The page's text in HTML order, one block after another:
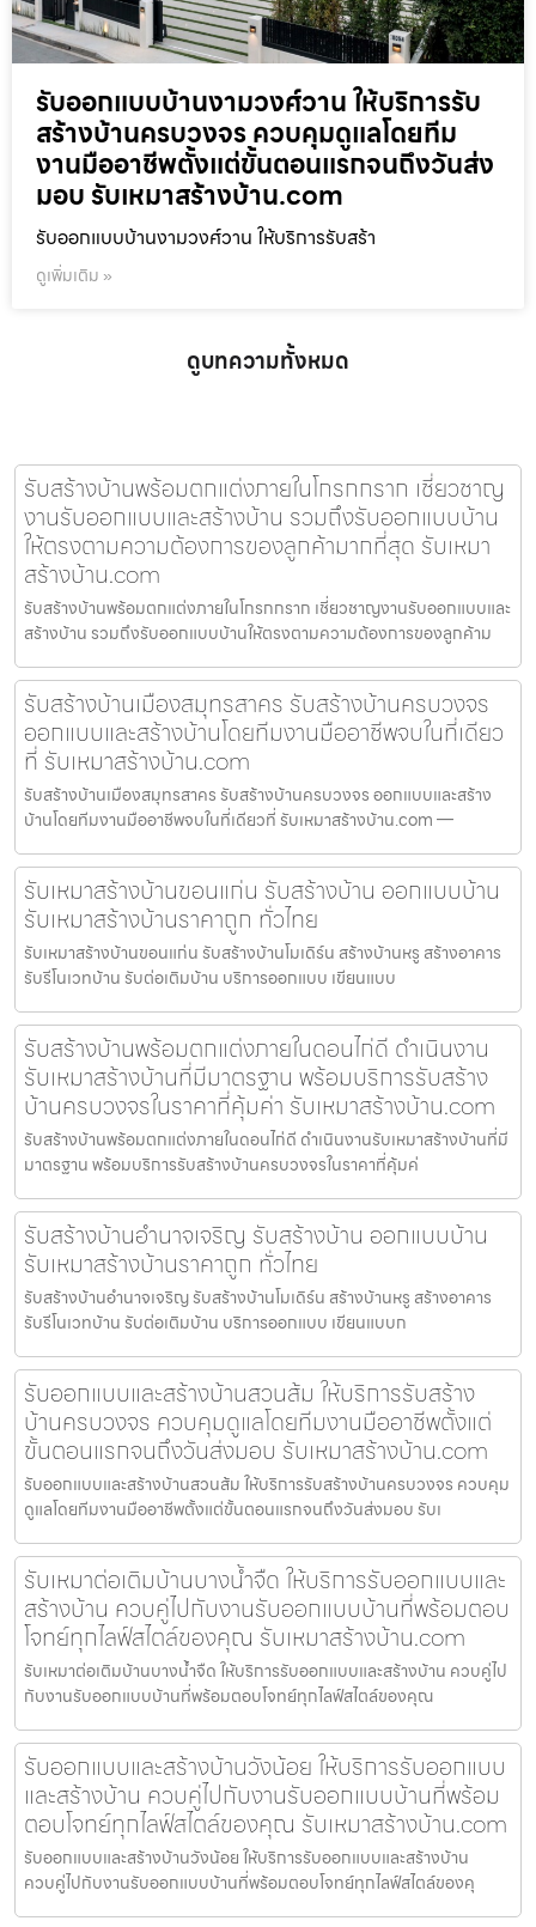
รับออกแบบบ้านงามวงศ์วาน ให้บริการรับ
สร้างบ้านครบวงจร ควบคุมดูแลโดยทีม
งานมืออาชีพตั้งแต่ขั้นตอนแรกจนถึงวันส่ง
มอบ รับเหมาสร้างบ้าน.com
รับออกแบบบ้านงามวงศ์วาน ให้บริการรับสร้า
ดูเพิ่มเติม »
ดูบทความทั้งหมด
รับสร้างบ้านพร้อมตกแต่งภายในโกรกกราก เชี่ยวชาญ
งานรับออกแบบและสร้างบ้าน รวมถึงรับออกแบบบ้าน
ให้ตรงตามความต้องการของลูกค้ามากที่สุด รับเหมา
สร้างบ้าน.com
รับสร้างบ้านพร้อมตกแต่งภายในโกรกกราก เชี่ยวชาญงานรับออกแบบและ
สร้างบ้าน รวมถึงรับออกแบบบ้านให้ตรงตามความต้องการของลูกค้าม
รับสร้างบ้านเมืองสมุทรสาคร รับสร้างบ้านครบวงจร
ออกแบบและสร้างบ้านโดยทีมงานมืออาชีพจบในที่เดียว
ที่ รับเหมาสร้างบ้าน.com
รับสร้างบ้านเมืองสมุทรสาคร รับสร้างบ้านครบวงจร ออกแบบและสร้าง
บ้านโดยทีมงานมืออาชีพจบในที่เดียวที่ รับเหมาสร้างบ้าน.com —
รับเหมาสร้างบ้านขอนแก่น รับสร้างบ้าน ออกแบบบ้าน
รับเหมาสร้างบ้านราคาถูก ทั่วไทย
รับเหมาสร้างบ้านขอนแก่น รับสร้างบ้านโมเดิร์น สร้างบ้านหรู สร้างอาคาร
รับรีโนเวทบ้าน รับต่อเติมบ้าน บริการออกแบบ เขียนแบบ
รับสร้างบ้านพร้อมตกแต่งภายในดอนไก่ดี ดำเนินงาน
รับเหมาสร้างบ้านที่มีมาตรฐาน พร้อมบริการรับสร้าง
บ้านครบวงจรในราคาที่คุ้มค่า รับเหมาสร้างบ้าน.com
รับสร้างบ้านพร้อมตกแต่งภายในดอนไก่ดี ดำเนินงานรับเหมาสร้างบ้านที่มี
มาตรฐาน พร้อมบริการรับสร้างบ้านครบวงจรในราคาที่คุ้มค่
รับสร้างบ้านอำนาจเจริญ รับสร้างบ้าน ออกแบบบ้าน
รับเหมาสร้างบ้านราคาถูก ทั่วไทย
รับสร้างบ้านอำนาจเจริญ รับสร้างบ้านโมเดิร์น สร้างบ้านหรู สร้างอาคาร
รับรีโนเวทบ้าน รับต่อเติมบ้าน บริการออกแบบ เขียนแบบก
รับออกแบบและสร้างบ้านสวนส้ม ให้บริการรับสร้าง
บ้านครบวงจร ควบคุมดูแลโดยทีมงานมืออาชีพตั้งแต่
ขั้นตอนแรกจนถึงวันส่งมอบ รับเหมาสร้างบ้าน.com
รับออกแบบและสร้างบ้านสวนส้ม ให้บริการรับสร้างบ้านครบวงจร ควบคุม
ดูแลโดยทีมงานมืออาชีพตั้งแต่ขั้นตอนแรกจนถึงวันส่งมอบ รับเ
รับเหมาต่อเติมบ้านบางน้ำจืด ให้บริการรับออกแบบและ
สร้างบ้าน ควบคู่ไปกับงานรับออกแบบบ้านที่พร้อมตอบ
โจทย์ทุกไลฟ์สไตล์ของคุณ รับเหมาสร้างบ้าน.com
รับเหมาต่อเติมบ้านบางน้ำจืด ให้บริการรับออกแบบและสร้างบ้าน ควบคู่ไป
กับงานรับออกแบบบ้านที่พร้อมตอบโจทย์ทุกไลฟ์สไตล์ของคุณ
รับออกแบบและสร้างบ้านวังน้อย ให้บริการรับออกแบบ
และสร้างบ้าน ควบคู่ไปกับงานรับออกแบบบ้านที่พร้อม
ตอบโจทย์ทุกไลฟ์สไตล์ของคุณ รับเหมาสร้างบ้าน.com
รับออกแบบและสร้างบ้านวังน้อย ให้บริการรับออกแบบและสร้างบ้าน
ควบคู่ไปกับงานรับออกแบบบ้านที่พร้อมตอบโจทย์ทุกไลฟ์สไตล์ของคุ